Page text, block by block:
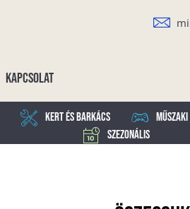
Kapcsolat
Kert és Barkács
Szezonális